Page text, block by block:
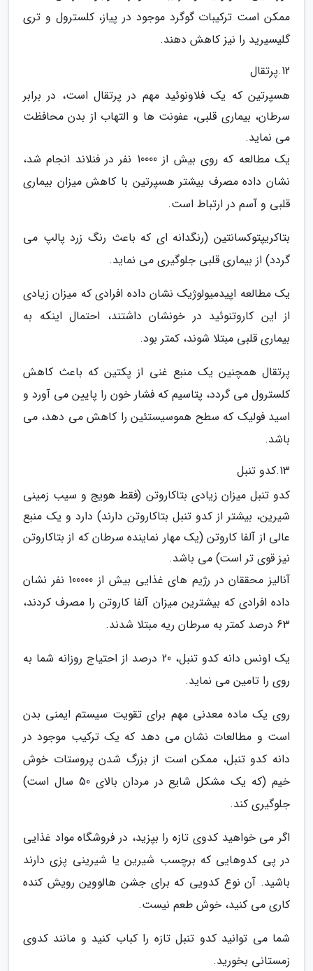
ممکن است ترکیبات گوگرد موجود در پیاز، کلسترول و تری
گلیسیرید را نیز کاهش دهند.
12.پرتقال
هسپرتین که یک فلاونوئید مهم در پرتقال است، در برابر
سرطان، بیماری قلبی، عفونت ها و التهاب از بدن محافظت
می نماید.
یک مطالعه که روی بیش از 10000 نفر در فنلاند انجام شد،
نشان داده مصرف بیشتر هسپرتین با کاهش میزان بیماری
قلبی و آسم در ارتباط است.
بتاکریپتوکسانتین (رنگدانه ای که باعث رنگ زرد پالپ می
گردد) از بیماری قلبی جلوگیری می نماید.
یک مطالعه اپیدمیولوژیک نشان داده افرادی که میزان زیادی
از این کاروتنوئید در خونشان داشتند، احتمال اینکه به
بیماری قلبی مبتلا شوند، کمتر بود.
پرتقال همچنین یک منبع غنی از پکتین که باعث کاهش
کلسترول می گردد، پتاسیم که فشار خون را پایین می آورد و
اسید فولیک که سطح هموسیستئین را کاهش می دهد، می
باشد.
13.کدو تنبل
کدو تنبل میزان زیادی بتاکاروتن (فقط هویج و سیب زمینی
شیرین، بیشتر از کدو تنبل بتاکاروتن دارند) دارد و یک منبع
عالی از آلفا کاروتن (یک مهار نماینده سرطان که از بتاکاروتن
نیز قوی تر است) می باشد.
آنالیز محققان در رژیم های غذایی بیش از 100000 نفر نشان
داده افرادی که بیشترین میزان آلفا کاروتن را مصرف کردند،
63 درصد کمتر به سرطان ریه مبتلا شدند.
یک اونس دانه کدو تنبل، 20 درصد از احتیاج روزانه شما به
روی را تامین می نماید.
روی یک ماده معدنی مهم برای تقویت سیستم ایمنی بدن
است و مطالعات نشان می دهد که یک ترکیب موجود در
دانه کدو تنبل، ممکن است از بزرگ شدن پروستات خوش
خیم (که یک مشکل شایع در مردان بالای 50 سال است)
جلوگیری کند.
اگر می خواهید کدوی تازه را بپزید، در فروشگاه مواد غذایی
در پی کدوهایی که برچسب شیرین یا شیرینی پزی دارند
باشید. آن نوع کدویی که برای جشن هالووین رویش کنده
کاری می کنید، خوش طعم نیست.
شما می توانید کدو تنبل تازه را کباب کنید و مانند کدوی
زمستانی بخورید.